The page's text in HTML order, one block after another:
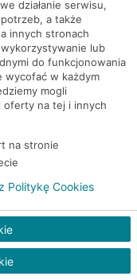
(Planet Cash)
CA BP
Cash)
(Euronet)
(Euronet)
działanie serwisu,
a także
innych stronach
lub
do funkcjonowania
wycofać w każdym
mogli
oferty na tej i innych
na stronie
Politykę Cookies